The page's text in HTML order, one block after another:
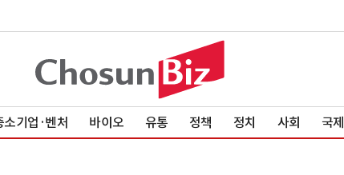
소기업·벤처 바이오 유통 정책 정치 사회 국제